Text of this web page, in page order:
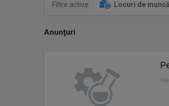
Filtre active: Locuri de
Anunţuri